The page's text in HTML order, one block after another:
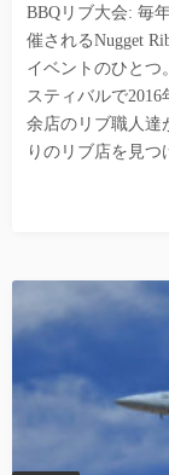
BBQリブ大会: 毎
催されるNugget
イベントのひとつ
スティバルで
余店のリブ職人達
りのリブ店を見つ